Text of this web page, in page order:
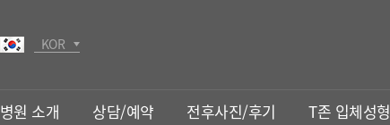
KOR
병원 소개 상담/예약 전후사진/후기 T존 입체성형